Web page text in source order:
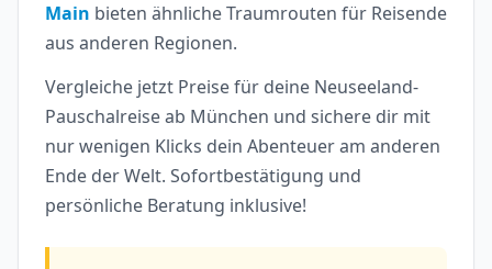
Main bieten ähnliche Traumrouten für Reisende
aus anderen Regionen.
Vergleiche jetzt Preise für deine Neuseeland-
Pauschalreise ab München und sichere dir mit
nur wenigen Klicks dein Abenteuer am anderen
Ende der Welt. Sofortbestätigung und
persönliche Beratung inklusive!